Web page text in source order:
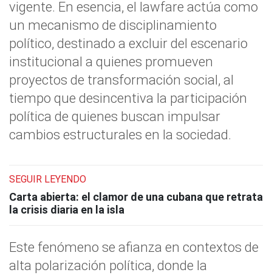
vigente. En esencia, el lawfare actúa como
un mecanismo de disciplinamiento
político, destinado a excluir del escenario
institucional a quienes promueven
proyectos de transformación social, al
tiempo que desincentiva la participación
política de quienes buscan impulsar
cambios estructurales en la sociedad.
SEGUIR LEYENDO
Carta abierta: el clamor de una cubana que retrata
la crisis diaria en la isla
Este fenómeno se afianza en contextos de
alta polarización política, donde la